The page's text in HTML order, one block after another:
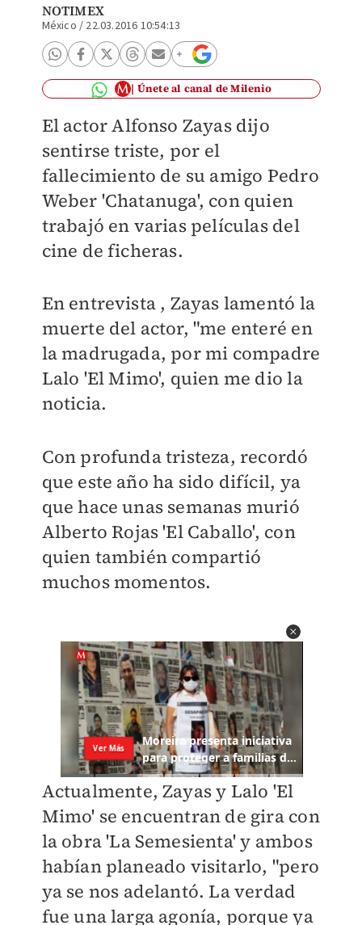
NOTIMEX
México / 22.03.2016 10:54:13
Únete al canal de Milenio
El actor Alfonso Zayas dijo
sentirse triste, por el
fallecimiento de su amigo Pedro
Weber 'Chatanuga', con quien
trabajó en varias películas del
cine de ficheras.
En entrevista , Zayas lamentó la
muerte del actor, "me enteré en
la madrugada, por mi compadre
Lalo 'El Mimo', quien me dio la
noticia.
Con profunda tristeza, recordó
que este año ha sido difícil, ya
que hace unas semanas murió
Alberto Rojas 'El Caballo', con
quien también compartió
muchos momentos.
Actualmente, Zayas y Lalo 'El
Mimo' se encuentran de gira con
la obra 'La Semesienta' y ambos
habían planeado visitarlo, "pero
ya se nos adelantó. La verdad
fue una larga agonía, porque ya